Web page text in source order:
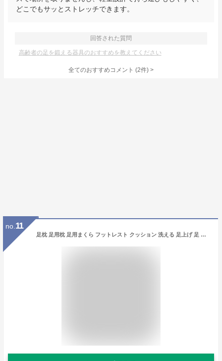
どこでもサッとストレッチできます。
回答された質問
高齢者の足を鍛える器具のおすすめを教えてください
全てのおすすめコメント (2件) >
no. 11
足枕 足用枕 足用まくら フットレスト クッション 洗える 足上げ 足 枕 まくら 女性 男性 足 を 上げる 高くする 足置き 足置き枕 あしまくら 腰痛 フットピロー 快眠 安眠 足の疲れ 健康 リラックス 癒やし グッズ フットケア